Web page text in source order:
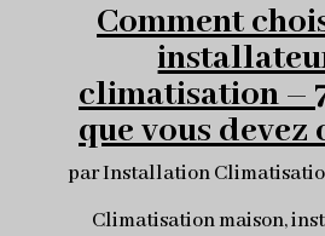
Comment
climatisation –
que vous
parInstallation
Climatisation maison,